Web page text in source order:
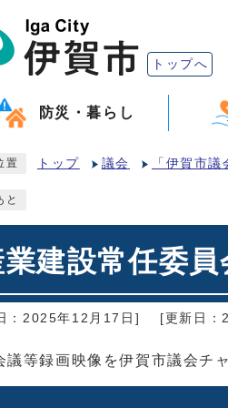
トップへ
防災・暮らし
置 トップ 議会 「伊賀市
と
業建設常任委員
：2025年12月17日] [更新日：
議等録画映像を伊賀市議会チ